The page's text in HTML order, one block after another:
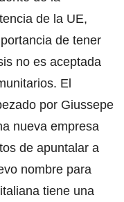
de la UE,
de tener
no es aceptada
El
por Giussepe
nueva empresa
de apuntalar a
nombre para
tiene una